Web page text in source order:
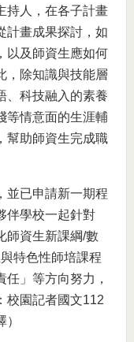
持人，在各子計畫
計畫成果探討，如
以及師資生應如何
，除知識與技能層
、科技融入的素養
等情意面的生涯輔
幫助師資生完成職
並已申請新一期程
伴學校一起針對
師資生新課綱/數
特色性師培課程
」等方向努力，
校園記者國文112
）